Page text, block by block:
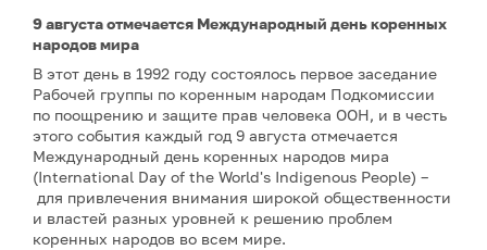
9 августа отмечается Международный день коренных
народов мира
В этот день в 1992 году состоялось первое заседание
Рабочей группы по коренным народам Подкомиссии
по поощрению и защите прав человека ООН, и в честь
этого события каждый год 9 августа отмечается
Международный день коренных народов мира
(International Day of the World's Indigenous People) –
для привлечения внимания широкой общественности
и властей разных уровней к решению проблем
коренных народов во всем мире.